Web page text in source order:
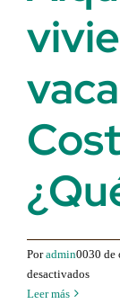
Poradmin0030 de
desactivadospara
Leer más